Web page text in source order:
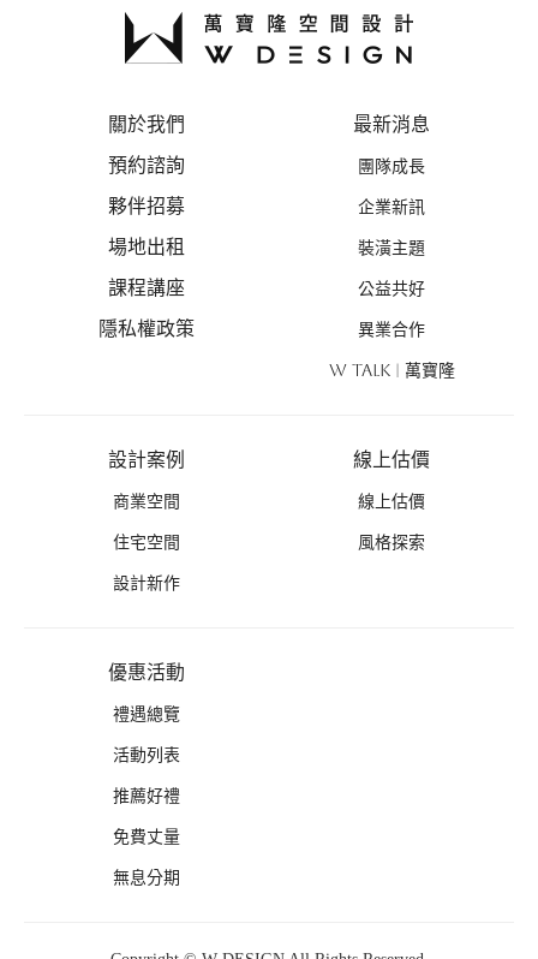
關於我們
預約諮詢
夥伴招募
場地出租
課程講座
隱私權政策
最新消息
團隊成長
企業新訊
裝潢主題
公益共好
異業合作
W TALK | 萬寶隆
設計案例
商業空間
住宅空間
設計新作
線上估價
線上估價
風格探索
優惠活動
禮遇總覽
活動列表
推薦好禮
免費丈量
無息分期